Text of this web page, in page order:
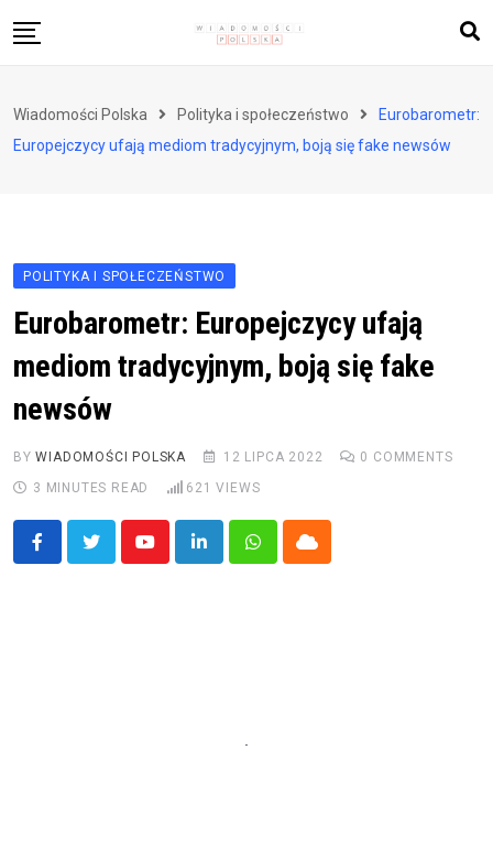
to
Zdrowie i styl życia
Wiadomości Polska Polityka i społeczeństwo
Eurobarometr:
Europejczycy ufają mediom tradycyjnym, boją się fake newsów
POLITYKA I SPOŁECZEŃSTWO
Eurobarometr: Europejczycy ufają
mediom tradycyjnym, boją się fake
newsów
BYWIADOMOŚCI POLSKA 12 LIPCA 2022 0 COMMENTS
3 MINUTES READ
621 VIEWS
YoutubeLinkedInWhatsappCloud